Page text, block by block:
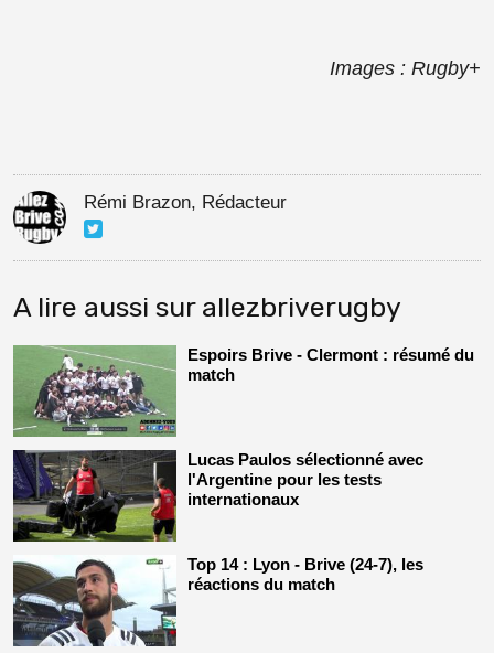
Images : Rugby+
Rémi Brazon, Rédacteur
A lire aussi sur allezbriverugby
Espoirs Brive - Clermont : résumé du
match
Lucas Paulos sélectionné avec
l'Argentine pour les tests
internationaux
Top 14 : Lyon - Brive (24-7), les
réactions du match